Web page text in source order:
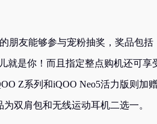
朋友能够参与宠粉抽奖，奖品包括
就是你！而且指定整点购机还可享
Z系列和iQOO Neo5活力版则加
双肩包和无线运动耳机二选一。